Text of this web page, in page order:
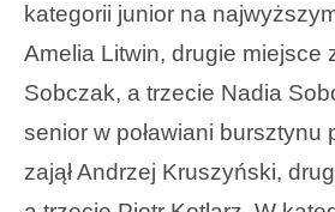
kategorii junior na
Amelia Litwin, drugie miejsce
Sobczak, a trzecie Nadia
senior w poławiani bursztynu
zajął Andrzej Kruszyński,